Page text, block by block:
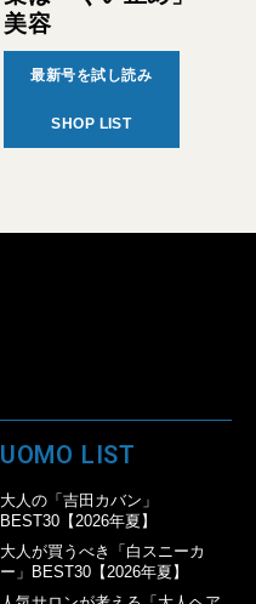
美容
最新号を試し読み
SHOP LIST
UOMO LIST
大人の「吉田カバン」
BEST30【2026年夏】
大人が買うべき「白スニーカ
ー」BEST30【2026年夏】